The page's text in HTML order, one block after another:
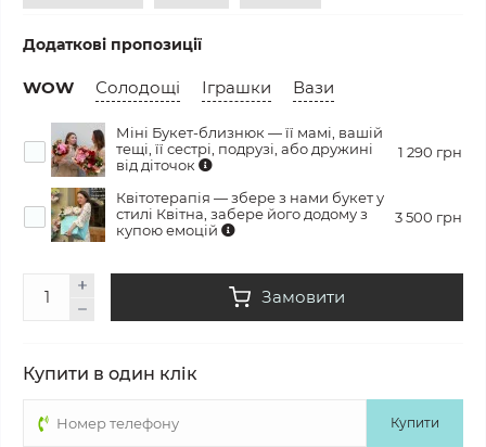
Додаткові пропозиції
WOW Солодощі Іграшки Вази
Міні Букет-близнюк — її мамі, вашій
тещі, її сестрі, подрузі, або дружині
від діточок
1 290 грн
Квітотерапія — збере з нами букет у
стилі Квітна, забере його додому з
купою емоцій
3 500 грн
Замовити
Купити в один клік
Купити